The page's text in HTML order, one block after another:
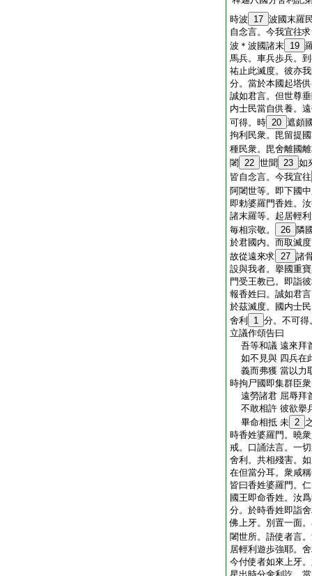
時波
17 波國末羅
自念言。今我宜往
波＊波國諸末 19
馬兵。車兵歩兵。
祐止此滅度。彼亦
分。當於本國起塔
誠如君言。但世尊
内士民當自供養。
可得。時 20 遮頗
拘利民衆。毘留提
種民衆。毘舍離國
闍 22 世聞 23 如
皆自念言。今我宜往
阿闍世等。即下國
即勅婆羅門香姓。
諸末羅等。起居輕
毎相宗敬。
26 隣
於君國内。而取滅
故從遠來求 27 諸
設與我者。擧國重
門受王教已。即詣
報香姓曰。誠如君
於茲滅度。國内士
舍利
1 分。不可得
立議作頌告曰
吾等和議 遠來拜
如不見與 四兵在
義而弗獲 當以力
時拘尸國即集群臣
遠勞諸君 屈辱拜
不敢相許 彼欲擧
畢命相抵 未 2
時香姓婆羅門。曉
戒。口誦法言。一
舍利。共相殘害。
在但當分耳。衆咸
皆曰香姓婆羅門。
國王即命香姓。汝
分。於時香姓即詣
佛上牙。別置一面
闍世所。語使者言
居輕利遊歩強耶。
今付使者如來上牙